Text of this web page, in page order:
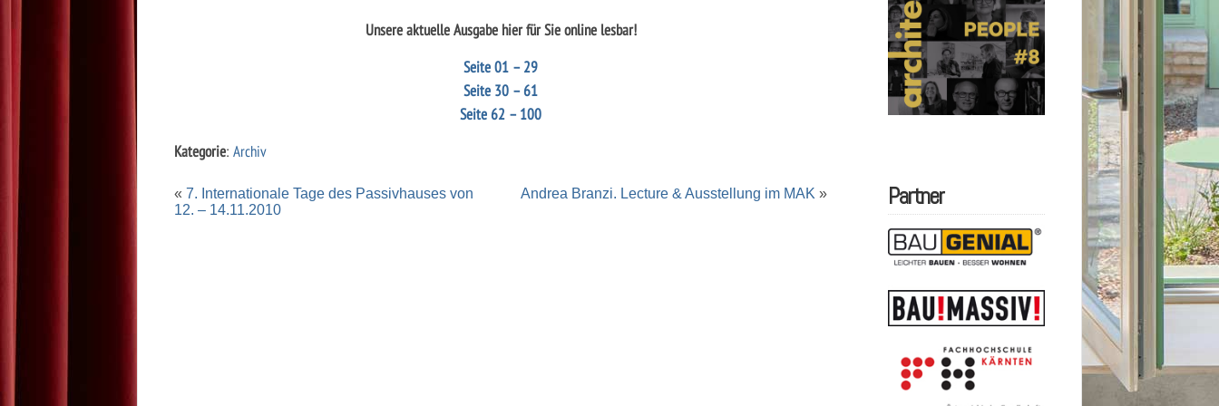
Unsere aktuelle Ausgabe hier für Sie online lesbar!
Seite 01 – 29
Seite 30 – 61
Seite 62 – 100
Kategorie: Archiv
« 7. Internationale Tage des Passivhauses von
12. – 14.11.2010
Andrea Branzi. Lecture & Ausstellung im MAK » Partner